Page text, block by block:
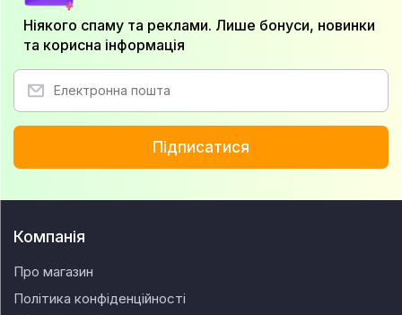
Ніякого спаму та реклами. Лише бонуси, новинки
та корисна інформація
Підписатися
Компанія
Про магазин
Політика конфіденційності